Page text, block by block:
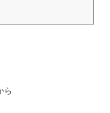
ら